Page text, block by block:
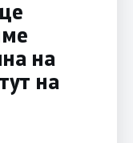
на
на